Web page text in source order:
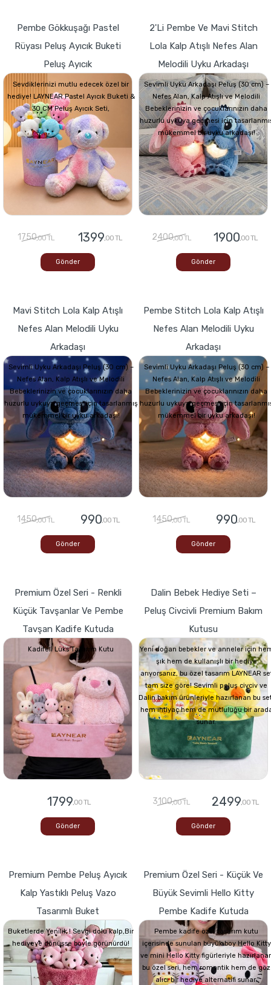
Pembe Gökkuşağı Pastel
Rüyası Peluş Ayıcık Buketi
Peluş Ayıcık
Sevdiklerinizi mutlu edecek özel bir
hediye! LAYNEAR Pastel Ayıcık Buketi &
30 CM Peluş Ayıcık Seti,
1750,00 TL 1399,00 TL
Gönder
2'li Pembe Ve Mavi Stitch
Lola Kalp Atışlı Nefes Alan
Melodili Uyku Arkadaşı
Sevimli Uyku Arkadaşı Peluş (30 cm) –
Nefes Alan, Kalp Atışlı ve Melodili
Bebeklerinizin ve çocuklarınızın daha
huzurlu uykuya geçmesi için
mükemmel bir uyku arkadaşı!
2400,00 TL 1900,00 TL
Gönder
Mavi Stitch Lola Kalp Atışlı
Nefes Alan Melodili Uyku
Arkadaşı
Sevimli Uyku Arkadaşı Peluş (30 cm) –
Nefes Alan, Kalp Atışlı ve Melodili
Bebeklerinizin ve çocuklarınızın daha
huzurlu uykuya geçmesi için tasarlanmış
mükemmel bir uyku arkadaşı!
1450,00 TL 990,00 TL
Gönder
Pembe Stitch Lola Kalp Atışlı
Nefes Alan Melodili Uyku
Arkadaşı
Sevimli Uyku Arkadaşı Peluş (30 cm) –
Nefes Alan, Kalp Atışlı ve Melodili
Bebeklerinizin ve çocuklarınızın daha
huzurlu uykuya geçmesi için
mükemmel bir uyku arkadaşı!
1450,00 TL 990,00 TL
Gönder
Premium Özel Seri - Renkli
Küçük Tavşanlar Ve Pembe
Tavşan Kadife Kutuda
Kadifeli Lüks Tasarım Kutu
1799,00 TL
Gönder
Dalin Bebek Hediye Seti –
Peluş Civcivli Premium Bakım
Kutusu
Yeni doğan bebekler ve anneler için
şık hem de kullanışlı bir hediye
arıyorsanız, bu özel tasarım LAYNEAR
tam size göre! Sevimli peluş civciv ve
Dalin bakım ürünleriyle hazırlanan bu
hem ihtiyaç hem de mutluluğu bir
sunar.
3100,00 TL 2499,00 TL
Gönder
Premium Pembe Peluş Ayıcık
Kalp Yastıklı Peluş Vazo
Tasarımlı Buket
Buketlerde Yenilik ! Sevgi dolu kalp,Bir
hediyeye dönüşse böyle görünürdü!
Premium Özel Seri - Küçük Ve
Büyük Sevimli Hello Kitty
Pembe Kadife Kutuda
Pembe kadife özel tasarım kutu
içerisinde sunulan büyük boy Hello Kitty
ve mini Hello Kitty figürleriyle
bu özel seri, hem romantik hem de göz
alıcı bir hediye alternatifi sunar.